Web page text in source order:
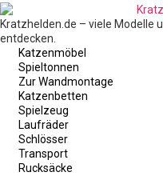
Kratzhelden.de – viele Modelle
entdecken.
Katzenmöbel
Spieltonnen
Zur Wandmontage
Katzenbetten
Spielzeug
Laufräder
Schlösser
Transport
Rucksäcke